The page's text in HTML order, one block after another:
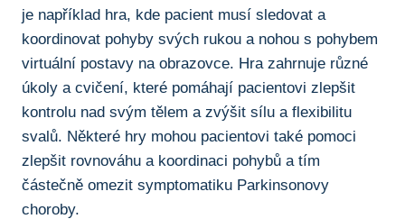
je například hra, kde ⁢pacient musí sledovat a
koordinovat pohyby svých rukou ⁤a nohou s pohybem
‍virtuální postavy na obrazovce. Hra zahrnuje různé
úkoly ​a cvičení,‌ které pomáhají pacientovi zlepšit
kontrolu nad svým⁣ tělem a zvýšit sílu a flexibilitu
svalů.‌ Některé hry mohou pacientovi také pomoci
zlepšit rovnováhu a koordinaci pohybů a tím
částečně omezit symptomatiku Parkinsonovy
choroby.